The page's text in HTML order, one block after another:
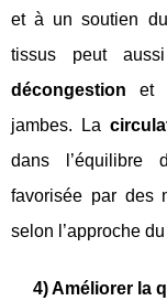
et à un soutien du
tissus peut
décongestion et
jambes. La
dans l’équilibre
favorisée par des
selon l’approche
4) Améliorer la